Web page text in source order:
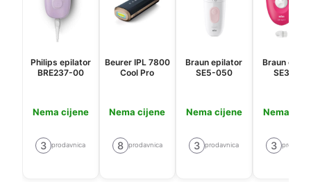
Philips epilator
BRE237-00
Nema cijene
3 prodavnica
Beurer IPL 7800
Cool Pro
Nema cijene
8 prodavnica
Braun epilator
SE5-050
Nema cijene
3 prodavnica
Braun
SE3-202
Nema
3